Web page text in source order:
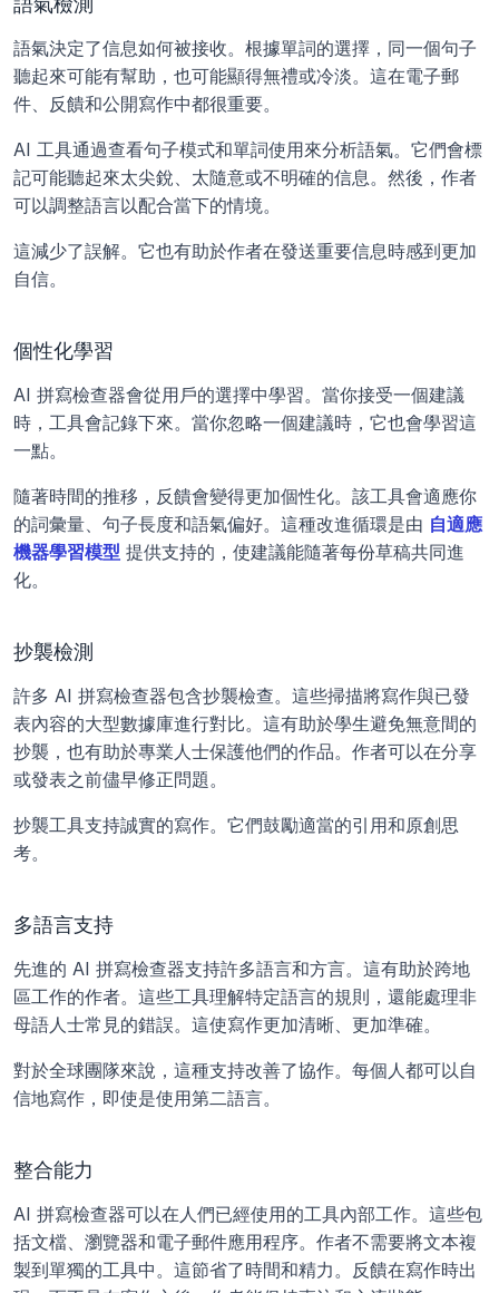
語氣決定了信息如何被接收。根據單詞的選擇，同一個句子
聽起來可能有幫助，也可能顯得無禮或冷淡。這在電子郵
件、反饋和公開寫作中都很重要。
AI 工具通過查看句子模式和單詞使用來分析語氣。它們會標
記可能聽起來太尖銳、太隨意或不明確的信息。然後，作者
可以調整語言以配合當下的情境。
這減少了誤解。它也有助於作者在發送重要信息時感到更加
自信。
個性化學習
AI 拼寫檢查器會從用戶的選擇中學習。當你接受一個建議
時，工具會記錄下來。當你忽略一個建議時，它也會學習這
一點。
隨著時間的推移，反饋會變得更加個性化。該工具會適應你
的詞彙量、句子長度和語氣偏好。這種改進循環是由 自適應
機器學習模型 提供支持的，使建議能隨著每份草稿共同進
化。
抄襲檢測
許多 AI 拼寫檢查器包含抄襲檢查。這些掃描將寫作與已發
表內容的大型數據庫進行對比。這有助於學生避免無意間的
抄襲，也有助於專業人士保護他們的作品。作者可以在分享
或發表之前儘早修正問題。
抄襲工具支持誠實的寫作。它們鼓勵適當的引用和原創思
考。
多語言支持
先進的 AI 拼寫檢查器支持許多語言和方言。這有助於跨地
區工作的作者。這些工具理解特定語言的規則，還能處理非
母語人士常見的錯誤。這使寫作更加清晰、更加準確。
對於全球團隊來說，這種支持改善了協作。每個人都可以自
信地寫作，即使是使用第二語言。
整合能力
AI 拼寫檢查器可以在人們已經使用的工具內部工作。這些包
括文檔、瀏覽器和電子郵件應用程序。作者不需要將文本複
製到單獨的工具中。這節省了時間和精力。反饋在寫作時出